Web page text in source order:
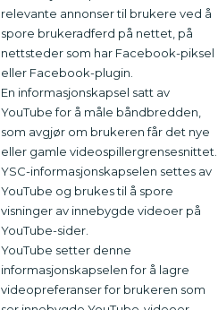
relevante annonser til brukere ved å
spore brukeradferd på nettet, på
nettsteder som har Facebook-piksel
eller Facebook-plugin.
En informasjonskapsel satt av
YouTube for å måle båndbredden,
som avgjør om brukeren får det nye
eller gamle videospillergrensesnittet.
YSC-informasjonskapselen settes av
YouTube og brukes til å spore
visninger av innebygde videoer på
YouTube-sider.
YouTube setter denne
informasjonskapselen for å lagre
videopreferanser for brukeren som